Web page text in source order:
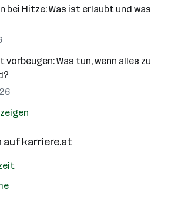
bei Hitze: Was ist erlaubt und was
vorbeugen: Was tun, wenn alles zu
aufkarriere.at